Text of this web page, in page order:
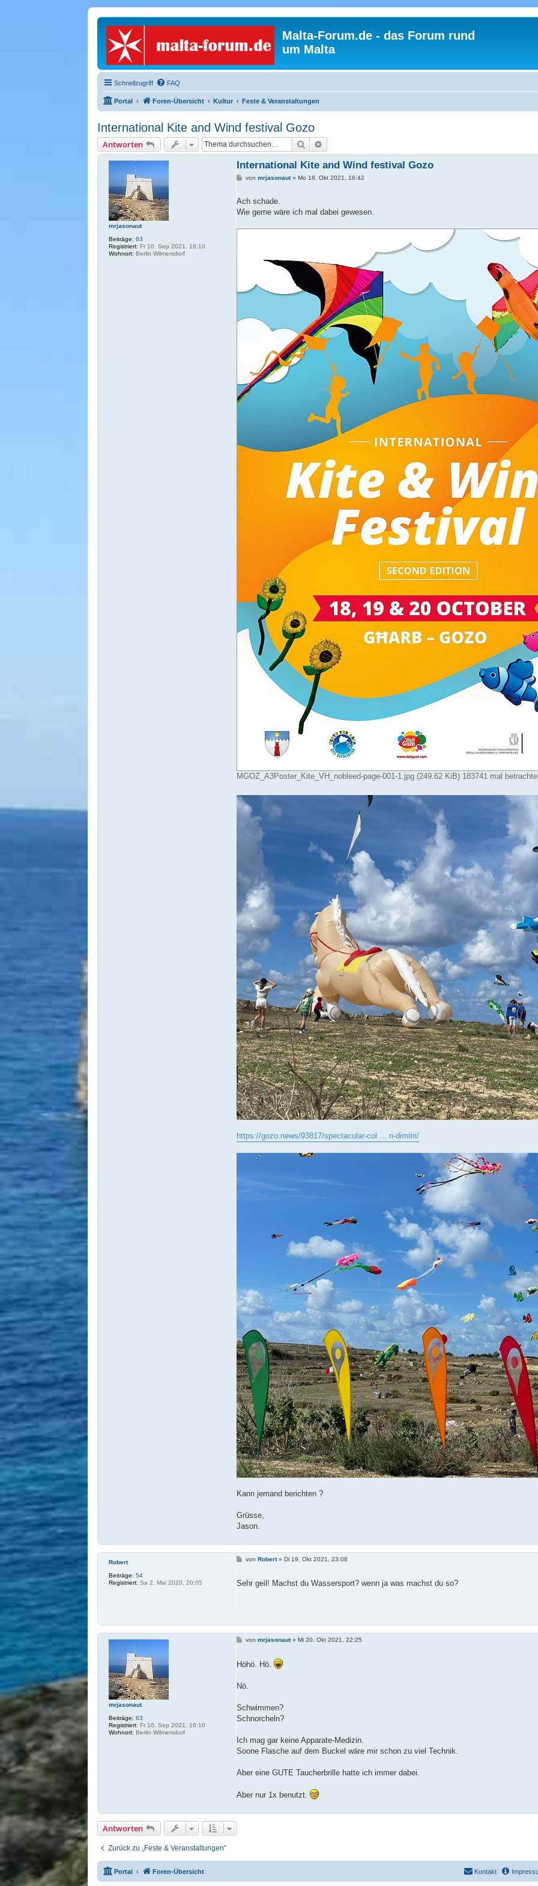
Malta-Forum.de - das Forum rund
um Malta
Schnellzugriff FAQ
Portal Foren-Übersicht Kultur Feste & Veranstaltungen
International Kite and Wind festival Gozo
Antworten Suche
mrjasonaut
Beiträge: 63
Registriert: Fr 10. Sep 2021, 16:10
Wohnort: Berlin Wilmersdorf
International Kite and Wind festival Gozo
B
t
r
a
vonmrjasonaut»Mo 18. Okt 2021, 16:42
Ach schade.
Wie gerne wäre ich mal dabei gewesen.
MGOZ_A3Poster_Kite_VH_nobleed-page-001-1.jpg (249.62 KiB) 183741 mal
https://gozo.news/93817/spectacular-col ... n-dimitri/
Kann jemand berichten ?
Grüsse,
Jason.
Robert
Beiträge: 54
Registriert: Sa 2. Mai 2020, 20:05
B
r
vonRobert»Di 19. Okt 2021, 23:08
Sehr geil! Machst du Wassersport? wenn ja was machst du so?
mrjasonaut
Beiträge: 63
Registriert: Fr 10. Sep 2021, 16:10
Wohnort: Berlin Wilmersdorf
B
t
r
g
vonmrjasonaut»Mi 20. Okt 2021, 22:25
Höhö. Hö.
Nö.
Schwimmen?
Schnorcheln?
Ich mag gar keine Apparate-Medizin.
Soone Flasche auf dem Buckel wäre mir schon zu viel Technik.
Aber eine GUTE Taucherbrille hatte ich immer dabei.
Aber nur 1x benutzt.
Antworten
Zurück zu „Feste & Veranstaltungen“
Portal Foren-Übersicht Kontakt